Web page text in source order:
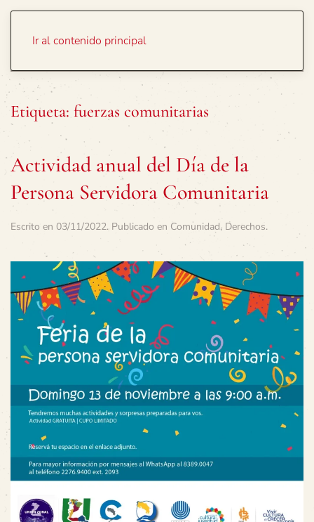
Ir al contenido principal
Etiqueta: fuerzas comunitarias
Actividad anual del Día de la
Persona Servidora Comunitaria
Escrito en 03/11/2022. Publicado en Comunidad, Derechos.